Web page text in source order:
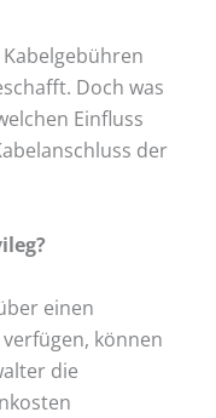
Doch was
Einfluss
der
einen
können
die